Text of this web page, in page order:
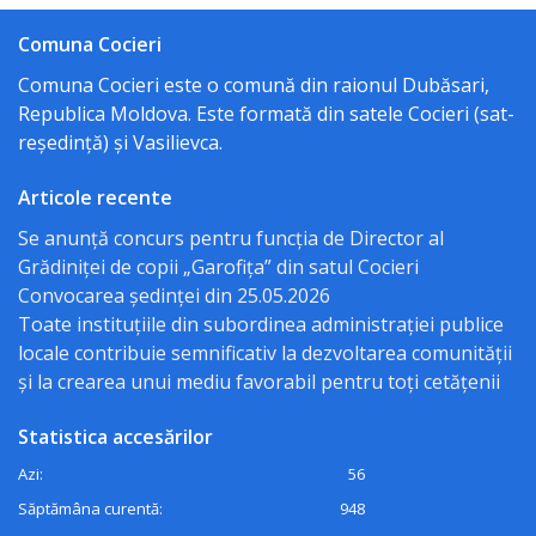
verbale
Acte
Regulamente
Deciziile
consiliului
primarului
Transparență
Comuna Cocieri
Comuna Cocieri este o comună din raionul Dubăsari,
Republica Moldova. Este formată din satele Cocieri (sat-
reședință) și Vasilievca.
Articole recente
Se anunță concurs pentru funcția de Director al
Grădiniței de copii „Garofița” din satul Cocieri
Convocarea ședinței din 25.05.2026
Toate instituțiile din subordinea administrației publice
locale contribuie semnificativ la dezvoltarea comunității
și la crearea unui mediu favorabil pentru toți cetățenii
Statistica accesărilor
Azi:
56
Săptămâna curentă:
948